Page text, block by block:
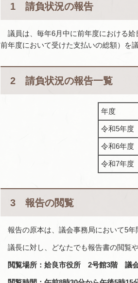
1 請負状況の報告
議員は、毎年6月中に前年度における姶
前年度において受けた支払いの総額）を
2 請負状況の報告一覧
年度
令和5年度
令和6年度
令和7年度
3 報告の閲覧
報告の原本は、議会事務局において5年
議長に対し、どなたでも報告書の閲覧
閲覧場所：姶良市役所 2号館3階 議